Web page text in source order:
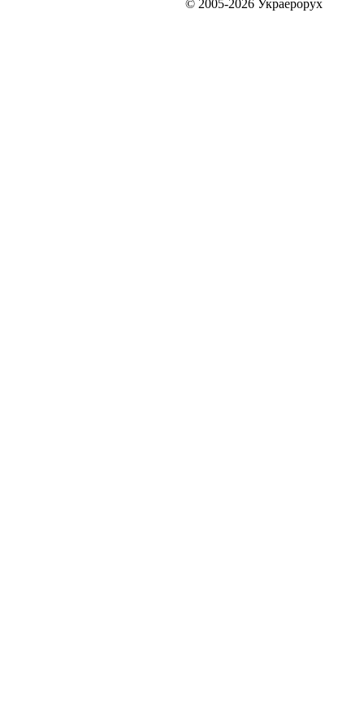
© 2005-2026 Украерорух